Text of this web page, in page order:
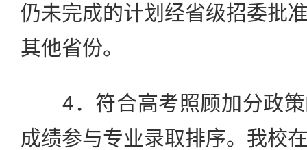
仍未完成的计划经省级招委批
其他省份。
4．符合高考照顾加分政策
成绩参与专业录取排序。我校